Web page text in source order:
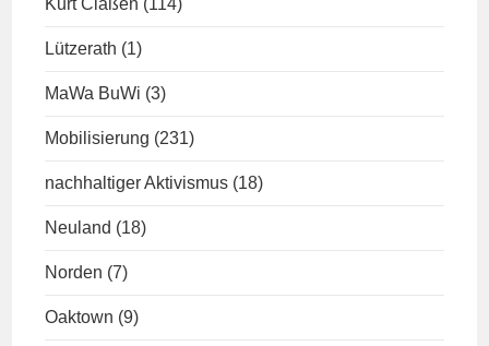
Lützerath (1)
MaWa BuWi (3)
Mobilisierung (231)
nachhaltiger Aktivismus (18)
Neuland (18)
Norden (7)
Oaktown (9)